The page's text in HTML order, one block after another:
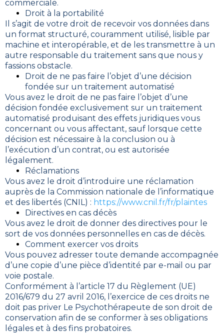
commerciale.
Droit à la portabilité
Il s’agit de votre droit de recevoir vos données dans
un format structuré, couramment utilisé, lisible par
machine et interopérable, et de les transmettre à un
autre responsable du traitement sans que nous y
fassions obstacle.
Droit de ne pas faire l’objet d’une décision
fondée sur un traitement automatisé
Vous avez le droit de ne pas faire l’objet d’une
décision fondée exclusivement sur un traitement
automatisé produisant des effets juridiques vous
concernant ou vous affectant, sauf lorsque cette
décision est nécessaire à la conclusion ou à
l’exécution d’un contrat, ou est autorisée
légalement.
Réclamations
Vous avez le droit d’introduire une réclamation
auprès de la Commission nationale de l’informatique
et des libertés (CNIL) : https://www.cnil.fr/fr/plaintes
Directives en cas décès
Vous avez le droit de donner des directives pour le
sort de vos données personnelles en cas de décès.
Comment exercer vos droits
Vous pouvez adresser toute demande accompagnée
d’une copie d’une pièce d’identité par e-mail ou par
voie postale.
Conformément à l’article 17 du Règlement (UE)
2016/679 du 27 avril 2016, l’exercice de ces droits ne
doit pas priver Le Psychothérapeute de son droit de
conservation afin de se conformer à ses obligations
légales et à des fins probatoires.